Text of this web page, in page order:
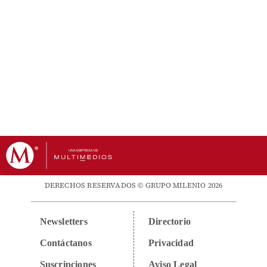
DERECHOS RESERVADOS © GRUPO MILENIO 2026
Newsletters
Contáctanos
Suscripciones
Directorio
Privacidad
Aviso Legal